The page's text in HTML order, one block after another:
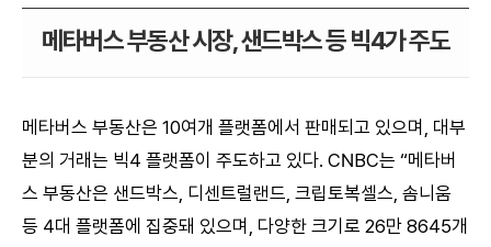
메타버스 부동산 시장, 샌드박스 등 빅4가 주도
메타버스 부동산은 10여개 플랫폼에서 판매되고 있으며, 대부
분의 거래는 빅4 플랫폼이 주도하고 있다. CNBC는 “메타버
스 부동산은 샌드박스, 디센트럴랜드, 크립토복셀스, 솜니움
등 4대 플랫폼에 집중돼 있으며, 다양한 크기로 26만 8645개